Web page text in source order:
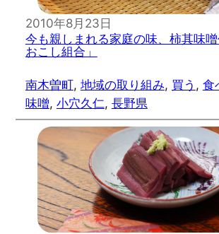
2010年8月23日
今も親しまれる家庭の味、柿其味
おこし組合」
南木曽町, 地域の取り組み, 買う , 食
味噌, 小穴久仁, 長野県